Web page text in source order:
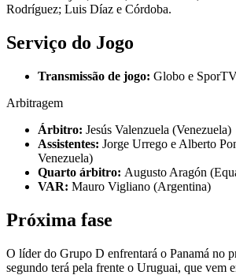
Rodríguez; Luis Díaz e Córdoba.
Serviço do Jogo
Transmissão de jogo: Globo e
Arbitragem
Árbitro: Jesús Valenzuela (Venezuela)
Assistentes: Jorge Urrego e Alberto
Venezuela)
Quarto árbitro: Augusto Aragón
VAR: Mauro Vigliano (Argentina)
Próxima fase
O líder do Grupo D enfrentará o Panamá no
segundo terá pela frente o Uruguai, que vem